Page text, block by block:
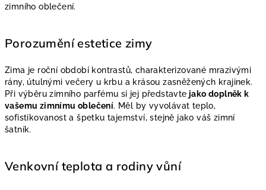
zimního oblečení.
Porozumění estetice zimy
Zima je roční období kontrastů, charakterizované mrazivými
rány, útulnými večery u krbu a krásou zasněžených krajinek.
Při výběru zimního parfému si jej představte jako doplněk k
vašemu zimnímu oblečení. Měl by vyvolávat teplo,
sofistikovanost a špetku tajemství, stejně jako váš zimní
šatník.
Venkovní teplota a rodiny vůní